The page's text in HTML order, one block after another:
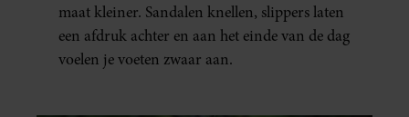
maat kleiner. Sandalen knellen, slippers laten
een afdruk achter en aan het einde van de dag
voelen je voeten zwaar aan.